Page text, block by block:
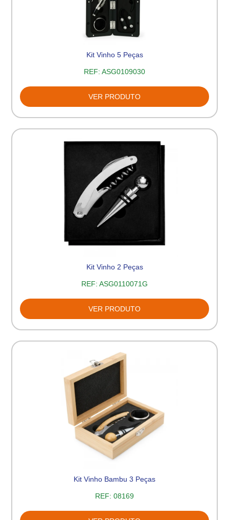
Kit Vinho 5 Peças
REF: ASG0109030
VER PRODUTO
Kit Vinho 2 Peças
REF: ASG0110071G
VER PRODUTO
Kit Vinho Bambu 3 Peças
REF: 08169